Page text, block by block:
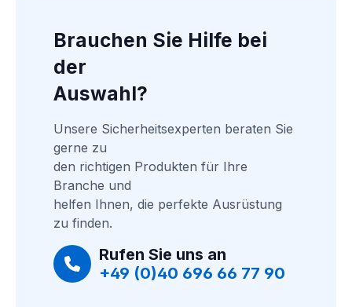
Brauchen Sie Hilfe bei
der
Auswahl?
Unsere Sicherheitsexperten beraten Sie
gerne zu
den richtigen Produkten für Ihre
Branche und
helfen Ihnen, die perfekte Ausrüstung
zu finden.
Rufen Sie uns an
+49 (0)40 696 66 77 90